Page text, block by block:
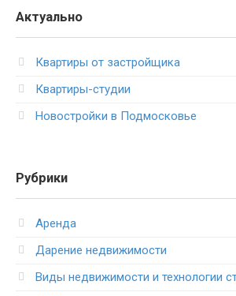
Актуально
Квартиры от застройщика
Квартиры-студии
Новостройки в Подмосковье
Рубрики
Аренда
Дарение недвижимости
Виды недвижимости и технологии